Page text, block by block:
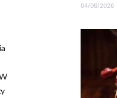
04/06/2026